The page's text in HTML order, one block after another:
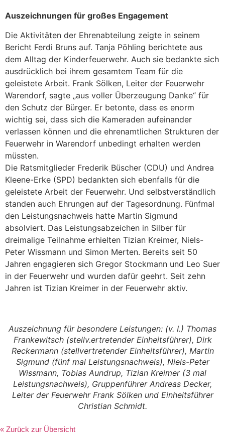
Auszeichnungen für großes Engagement
Die Aktivitäten der Ehrenabteilung zeigte in seinem
Bericht Ferdi Bruns auf. Tanja Pöhling berichtete aus
dem Alltag der Kinderfeuerwehr. Auch sie bedankte sich
ausdrücklich bei ihrem gesamtem Team für die
geleistete Arbeit. Frank Sölken, Leiter der Feuerwehr
Warendorf, sagte „aus voller Überzeugung Danke“ für
den Schutz der Bürger. Er betonte, dass es enorm
wichtig sei, dass sich die Kameraden aufeinander
verlassen können und die ehrenamtlichen Strukturen der
Feuerwehr in Warendorf unbedingt erhalten werden
müssten.
Die Ratsmitglieder Frederik Büscher (CDU) und Andrea
Kleene-Erke (SPD) bedankten sich ebenfalls für die
geleistete Arbeit der Feuerwehr. Und selbstverständlich
standen auch Ehrungen auf der Tagesordnung. Fünfmal
den Leistungsnachweis hatte Martin Sigmund
absolviert. Das Leistungsabzeichen in Silber für
dreimalige Teilnahme erhielten Tizian Kreimer, Niels-
Peter Wissmann und Simon Merten. Bereits seit 50
Jahren engagieren sich Gregor Stockmann und Leo Suer
in der Feuerwehr und wurden dafür geehrt. Seit zehn
Jahren ist Tizian Kreimer in der Feuerwehr aktiv.
Auszeichnung für besondere Leistungen: (v. I.) Thomas
Frankewitsch (stellv.ertretender Einheitsführer), Dirk
Reckermann (stellvertretender Einheitsführer), Martin
Sigmund (fünf mal Leistungsnachweis), Niels-Peter
Wissmann, Tobias Aundrup, Tizian Kreimer (3 mal
Leistungsnachweis), Gruppenführer Andreas Decker,
Leiter der Feuerwehr Frank Sölken und Einheitsführer
Christian Schmidt.
« Zurück zur Übersicht